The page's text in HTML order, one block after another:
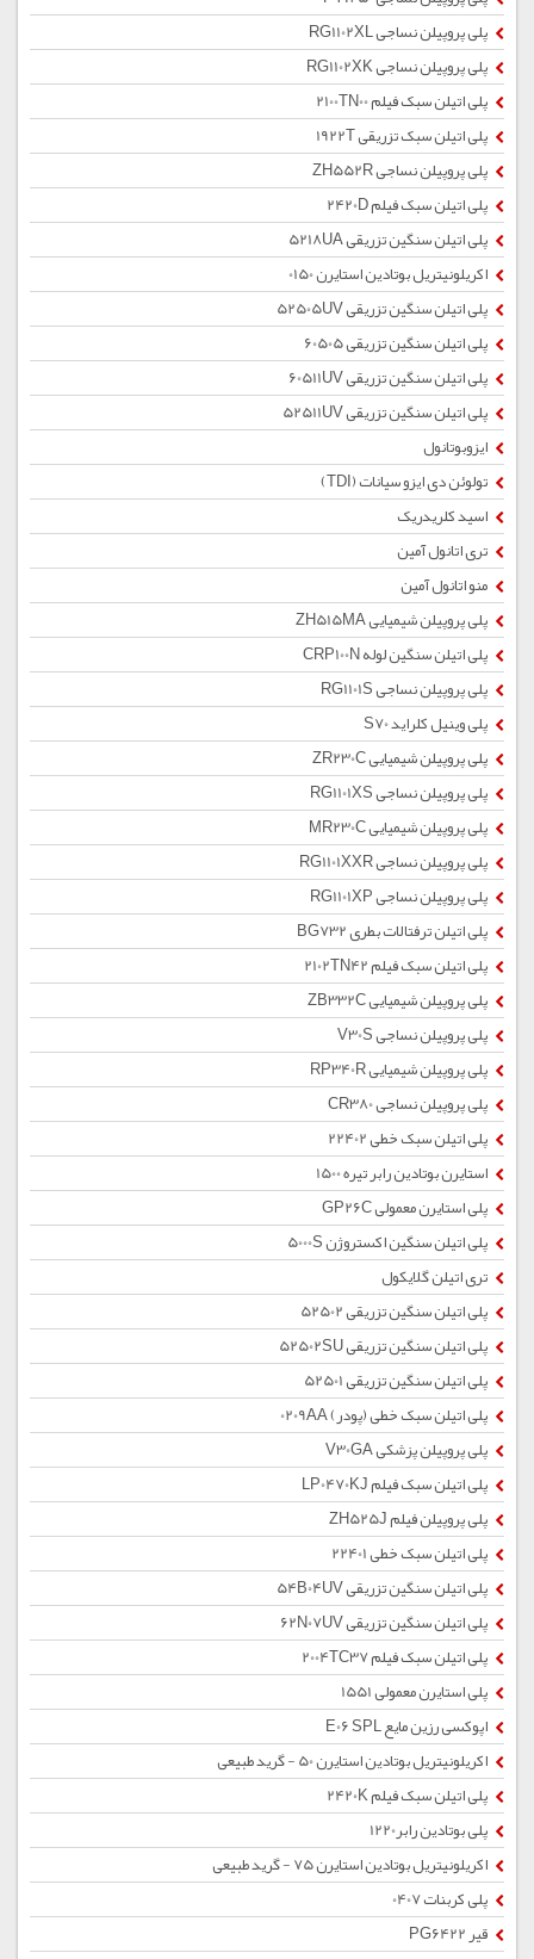
پلی پروپیلن نساجی RG1102XL
پلی پروپیلن نساجی RG1102XK
پلی اتیلن سبک فیلم 2100TN00
پلی اتیلن سبک تزریقی 1922T
پلی پروپیلن نساجی ZH552R
پلی اتیلن سبک فیلم 2420D
پلی اتیلن سنگین تزریقی 5218UA
اکریلونیتریل بوتادین استایرن 0150
پلی اتیلن سنگین تزریقی 52505UV
پلی اتیلن سنگین تزریقی 60505
پلی اتیلن سنگین تزریقی 60511UV
پلی اتیلن سنگین تزریقی 52511UV
ایزوبوتانول
تولوئن دی ایزو سیانات (TDI)
اسید کلریدریک
تری اتانول آمین
منو اتانول آمین
پلی پروپیلن شیمیایی ZH515MA
پلی اتیلن سنگین لوله CRP100N
پلی پروپیلن نساجی RG1101S
پلی وینیل کلراید S70
پلی پروپیلن شیمیایی ZR230C
پلی پروپیلن نساجی RG1101XS
پلی پروپیلن شیمیایی MR230C
پلی پروپیلن نساجی RG1101XXR
پلی پروپیلن نساجی RG1101XP
پلی اتیلن ترفتالات بطری BG732
پلی اتیلن سبک فیلم 2102TN42
پلی پروپیلن شیمیایی ZB332C
پلی پروپیلن نساجی V30S
پلی پروپیلن شیمیایی RP340R
پلی پروپیلن نساجی CR380
پلی اتیلن سبک خطی 22402
استایرن بوتادین رابر تیره 1500
پلی استایرن معمولی GP26C
پلی اتیلن سنگین اکستروژن 5000S
تری اتیلن گلایکول
پلی اتیلن سنگین تزریقی 52502
پلی اتیلن سنگین تزریقی 52502SU
پلی اتیلن سنگین تزریقی 52501
پلی اتیلن سبک خطی (پودر) 0209AA
پلی پروپیلن پزشکی V30GA
پلی اتیلن سبک فیلم LP0470KJ
پلی پروپیلن فیلم ZH525J
پلی اتیلن سبک خطی 22401
پلی اتیلن سنگین تزریقی 54B04UV
پلی اتیلن سنگین تزریقی 62N07UV
پلی اتیلن سبک فیلم 2004TC37
پلی استایرن معمولی 1551
اپوکسی رزین مایع E06 SPL
اکریلونیتریل بوتادین استایرن 50 - گرید طبیعی
پلی اتیلن سبک فیلم 2420K
پلی بوتادین رابر1220
اکریلونیتریل بوتادین استایرن 75 - گرید طبیعی
پلی کربنات 0407
قیر PG6422